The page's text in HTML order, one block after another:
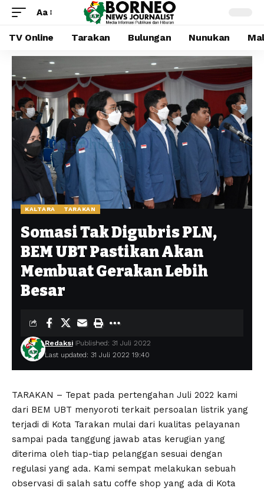
Aa
TV Online Tarakan Bulungan Nunukan
KALTARA TARAKAN
Somasi Tak Digubris PLN,
BEM UBT Pastikan Akan
Membuat Gerakan Lebih
Besar
Last updated: 31 Juli 2022 19:40
Redaksi Published: 31 Juli 2022
TARAKAN – Tepat pada pertengahan Juli 2022 kami
dari BEM UBT menyoroti terkait persoalan listrik yang
terjadi di Kota Tarakan mulai dari kualitas pelayanan
sampai pada tanggung jawab atas kerugian yang
diterima oleh tiap-tiap pelanggan sesuai dengan
regulasi yang ada. Kami sempat melakukan sebuah
observasi di salah satu coffe shop yang ada di Kota